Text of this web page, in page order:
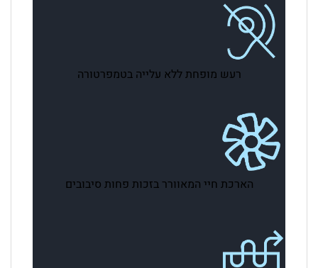
רעש מופחת ללא עלייה בטמפרטורה
הארכת חיי המאוורר בזכות פחות סיבובים